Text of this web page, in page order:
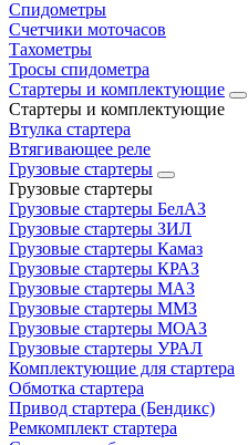
Спидометры
Счетчики моточасов
Тахометры
Тросы спидометра
Стартеры и комплектующие
Стартеры и комплектующие
Втулка стартера
Втягивающее реле
Грузовые стартеры
Грузовые стартеры
Грузовые стартеры БелАЗ
Грузовые стартеры ЗИЛ
Грузовые стартеры Камаз
Грузовые стартеры КРАЗ
Грузовые стартеры МАЗ
Грузовые стартеры ММЗ
Грузовые стартеры МОАЗ
Грузовые стартеры УРАЛ
Комплектующие для стартера
Обмотка стартера
Привод стартера (Бендикс)
Ремкомплект стартера